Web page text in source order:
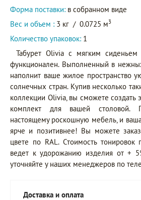
Форма поставки: в собранном виде
Вес и объем : 3 кг / 0.0725 м3
Количество упаковок: 1
Табурет Olivia с мягким
функционален. Выполненный в
наполнит ваше жилое пространство
солнечных стран. Купив несколько
коллекции Olivia, вы сможете создать
комплект для вашей столовой.
настоящему роскошную мебель, и
ярче и позитивнее! Вы можете
цвете по RAL. Стоимость
ведет к удорожанию изделия от +
уточняйте у наших менеджеров по
Доставка и оплата